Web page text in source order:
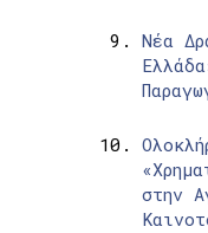
Νέα
στην